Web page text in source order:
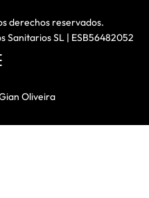
derechos reservados.
Sanitarios SL | ESB56482052
Oliveira